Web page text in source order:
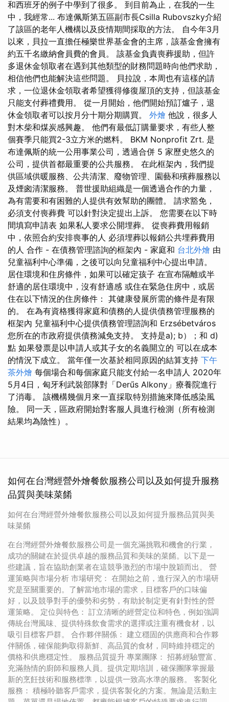
和西班牙的例子中學到了很多。 到目前為止，在我的一生
中，我經常... 布達佩斯第五區副市長Csilla Rubovszky介紹
了該區的老年人機構以及疫情期間採取的方法。 自今年3月
以來，貝拉一直擔任極樂世界基金會的主席，該基金會擁有
約五千名繳納會員費的會員。 該基金負責喪葬援助，但許
多退休金領取者在遇到其他類型的財務問題時向他們求助，
相信他們也能解決這些問題。 貝拉說，本周也有這樣的請
求，一位退休金領取者希望獲得修復屋頂的支持，但該基金
只能支付葬禮費用。 從一月開始，他們開始預訂爐子，退
休金領取者可以按月分十期分期購買。 外燴 他說，很多人
對木柴和煤炭感興趣。 他們有最低訂購量要求，有些人整
個賽季只能買2-3立方米的燃料。 BKM Nonprofit Zrt. 是
布達佩斯的統一公用事業公司，透過合併 5 家歷史悠久的
公司，提供首都最重要的公共服務。 在此框架內，我們提
供區域供暖服務、公共清潔、廢物管理、園藝和殯葬服務以
及煙囪清潔服務。 普世援助組織是一個透過合作的力量，
為有需要和有困難的人提供有效幫助的團體。 請求豁免，
必須支付喪葬費 可以針對決定提出上訴。 您需要在以下時
間填寫申請表 如果私人要求公開埋葬。 從喪葬費用報銷
中，依照合約安排喪事的人 必須埋葬以報銷公共埋葬費用
的人 合作 - 在債務管理諮詢的框架內 - 家庭和 台北外燴 由
兒童福利中心準備，之後可以向兒童福利中心提出申請。
居住環境和住房條件，如果可以確定孩子 在宣布隔離或半
舒適的居住環境中，沒有舒適感 或住在緊急住房中，或居
住在以下情況的住房條件： 其健康發展所需的條件是有限
的。 在為有資格獲得家庭和債務的人提供債務管理服務的
框架內 兒童福利中心提供債務管理諮詢和 Erzsébetváros
您所在的市政府提供債務減免支持。 支持是a); b）；和 d)
點 如果發票是以申請人或其子女的名義開立的 可以在成本
的情況下成立。 當年僅一次基於相同原因的結算支持 下午
茶外燴 每個場合和每個家庭只能支付給一名申請人 2020年
5月4日，匈牙利武裝部隊對「Derűs Alkony」療養院進行
了消毒。 該機構幾個月來一直採取特別措施來降低感染風
險。 同一天，區政府開始對客服人員進行檢測（所有檢測
結果均為陰性）。
如何在台灣經營外燴餐飲服務公司以及如何提升服務
品質與美味菜餚
如何在台灣經營外燴餐飲服務公司以及如何提升服務品質與美
味菜餚
在台灣經營外燴餐飲服務公司是一個充滿挑戰和機會的行業，
成功的關鍵在於提供卓越的服務品質和美味的菜餚。以下是一
些建議，旨在協助創業者在這競爭激烈的市場中脫穎而出。 營
運策略與市場分析 市場研究： 在開始之前，進行深入的市場研
究是至關重要的。了解當地市場的需求，目標客戶的口味偏
好，以及競爭對手的優勢和劣勢，有助於制定更有針對性的營
運策略。 定位與特色： 訂立清晰的經營定位和特色，例如強調
傳統台灣風味、提供特殊飲食需求的選擇或注重有機食材，以
吸引目標客戶群。 合作夥伴關係： 建立穩固的供應商和合作夥
伴關係，確保能夠取得新鮮、高品質的食材，同時維持穩定的
價格和供應穩定性。 服務品質提升 專業團隊： 招募經驗豐富、
充滿熱情的廚師和服務人員。提供定期培訓，確保團隊掌握最
新的烹飪技術和服務標準，以提供一致高水準的服務。 客製化
服務： 積極聆聽客戶需求，提供客製化的方案。無論是活動主